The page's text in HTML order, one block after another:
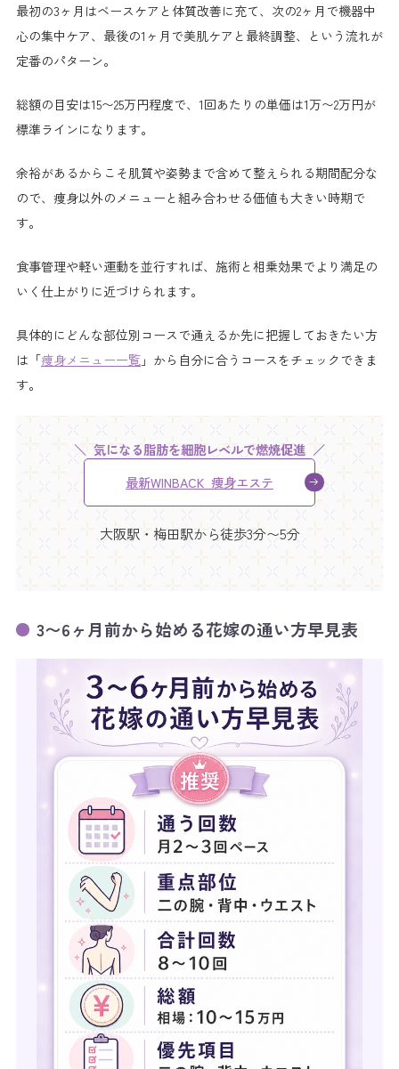
最初の3ヶ月はベースケアと体質改善に充て、次の2ヶ月で機器中
心の集中ケア、最後の1ヶ月で美肌ケアと最終調整、という流れが
定番のパターン。
総額の目安は15〜25万円程度で、1回あたりの単価は1万〜2万円が
標準ラインになります。
余裕があるからこそ肌質や姿勢まで含めて整えられる期間配分な
ので、痩身以外のメニューと組み合わせる価値も大きい時期で
す。
食事管理や軽い運動を並行すれば、施術と相乗効果でより満足の
いく仕上がりに近づけられます。
具体的にどんな部位別コースで通えるか先に把握しておきたい方
は「痩身メニュー一覧 」から自分に合うコースをチェックできま
す。
気になる脂肪を細胞レベルで燃焼促進
最新WINBACK 痩身エステ
大阪駅・梅田駅から徒歩3分〜5分
3〜6ヶ月前から始める花嫁の通い方早見表